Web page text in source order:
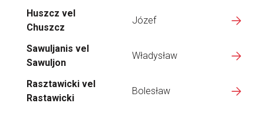
Huszcz vel
Chuszcz
Józef
Sawuljanis vel
Sawuljon
Władysław
Rasztawicki vel
Rastawicki
Bolesław